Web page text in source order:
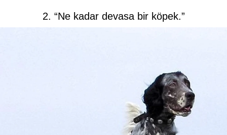
2. “Ne kadar devasa bir köpek.”